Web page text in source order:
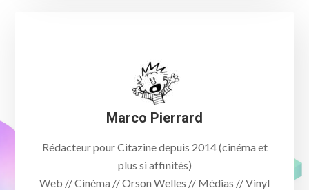
Marco Pierrard
Rédacteur pour Citazine depuis 2014 (cinéma et
plus si affinités)
Web //Cinéma //Orson Welles // Médias //Vinyl